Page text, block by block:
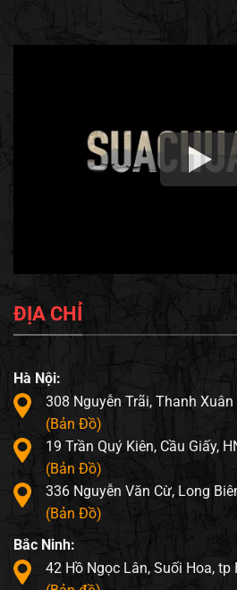
ĐỊA CHỈ
Hà Nội:
308 Nguyễn Trãi, Thanh Xuân
(Bản Đồ)
19 Trần Quý Kiên, Cầu Giấy,
(Bản Đồ)
336 Nguyễn Văn Cừ, Long
(Bản Đồ)
Bắc Ninh:
42 Hồ Ngọc Lân, Suối Hoa, tp